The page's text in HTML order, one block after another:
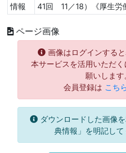
情報
41回 11／18）《厚生労
ページ画像
画像はログインすると
本サービスを活用いただ
願いします
会員登録は こち
ダウンロードした画像
典情報」を明記して